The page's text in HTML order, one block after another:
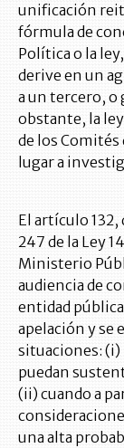
unificación
fórmula de
Política o la
derive en un
a un tercero, o
obstante, la
de los Comités
lugar a
El artículo
247 de la Ley
Ministerio
audiencia de
entidad
apelación y se
situaciones: (i)
puedan
(ii) cuando a
una alta